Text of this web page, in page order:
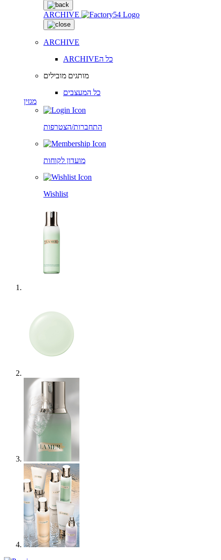
ARCHIVE
ARCHIVE
ARCHIVEכל ה
מותגים מובילים
כל המעצבים
מגזין
התחברות/הצטרפות
מועדון לקוחות
Wishlist